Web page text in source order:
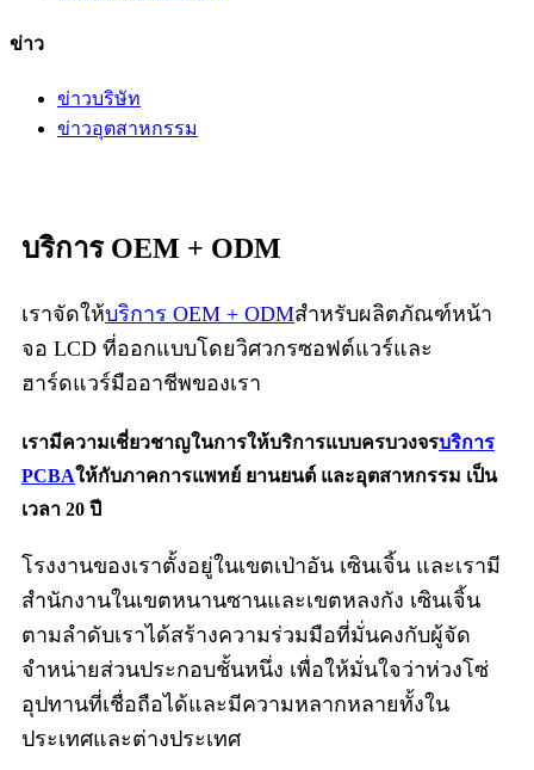
ข่าว
ข่าวบริษัท
ข่าวอุตสาหกรรม
บริการ OEM + ODM
เราจัดให้บริการ OEM + ODMสำหรับผลิตภัณฑ์หน้า
จอ LCD ที่ออกแบบโดยวิศวกรซอฟต์แวร์และ
ฮาร์ดแวร์มืออาชีพของเรา
เรามีความเชี่ยวชาญในการให้บริการแบบครบวงจรบริการ
PCBAให้กับภาคการแพทย์ ยานยนต์ และอุตสาหกรรม เป็น
เวลา 20 ปี
โรงงานของเราตั้งอยู่ในเขตเป่าอัน เซินเจิ้น และเรามี
สำนักงานในเขตหนานซานและเขตหลงกัง เซินเจิ้น
ตามลำดับเราได้สร้างความร่วมมือที่มั่นคงกับผู้จัด
จำหน่ายส่วนประกอบชั้นหนึ่ง เพื่อให้มั่นใจว่าห่วงโซ่
อุปทานที่เชื่อถือได้และมีความหลากหลายทั้งใน
ประเทศและต่างประเทศ